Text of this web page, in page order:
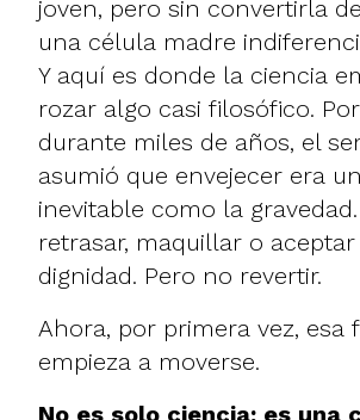
joven, pero sin convertirla
una célula madre
Y aquí es donde la ciencia
rozar algo casi filosófico.
durante miles de años, el
asumió que envejecer era
inevitable como la
retrasar, maquillar o
dignidad. Pero no revertir.
Ahora, por primera vez, esa
empieza a moverse.
No es solo ciencia: es una